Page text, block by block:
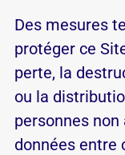
Des mesures
protéger ce
perte, la
ou la
personnes
données entre